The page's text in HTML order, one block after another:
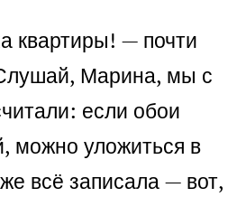
квартиры! — почти
Марина, мы с
если обои
можно уложиться в
всё записала — вот,